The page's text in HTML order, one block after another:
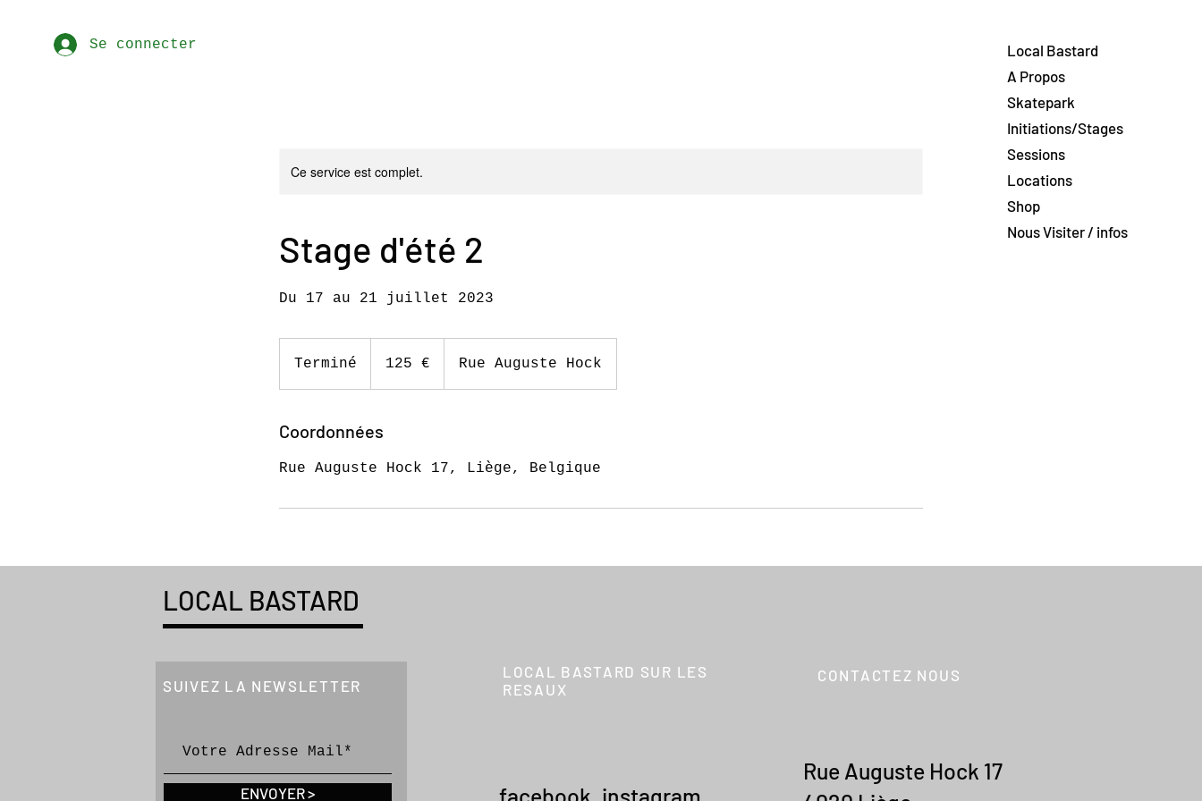
Local Bastard
A Propos
Skatepark
Initiations/Stages
Sessions
Locations
Shop
Nous Visiter / infos
Se connecter
Ce service est complet.
Stage d'été 2
Du 17 au 21 juillet 2023
Terminé
e
m
n
125 € Rue Auguste Hock
Coordonnées
Rue Auguste Hock 17, Liège, Belgique
LOCAL BASTARD
SUIVEZ LA NEWSLETTER
ENVOYER >
LOCAL BASTARD SUR LES
RESAUX
CONTACTEZ NOUS
facebook instagram
Rue Auguste Hock 17